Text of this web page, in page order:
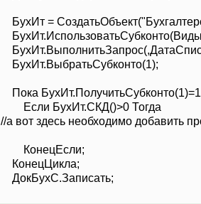
БухИт =
БухИт.ВыбратьСубконто(1);
Пока
Если БухИт.СКД()>0 Тогда
//а вот здесь необходимо добавить
КонецЕсли;
КонецЦикла;
ДокБухС.Записать;